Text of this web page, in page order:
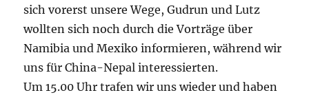
sich vorerst unsere Wege, Gudrun und Lutz
wollten sich noch durch die Vorträge über
Namibia und Mexiko informieren, während wir
uns für China-Nepal interessierten.
Um 15.00 Uhr trafen wir uns wieder und haben